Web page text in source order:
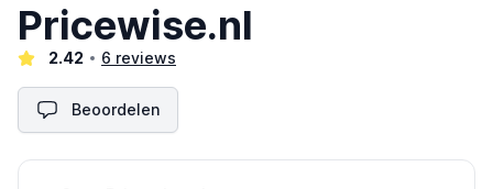
Pricewise.nl
2.42 6 reviews
Beoordelen
Omschrijving bedrijf